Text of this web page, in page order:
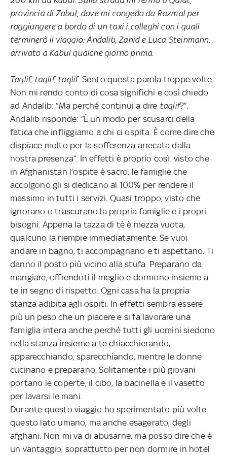
provincia di Zabul, dove mi congedo da Razmal per
raggiungere a bordo di un taxi i colleghi con i quali
terminerò il viaggio: Andalib, Zahid e Luca Steinmann,
arrivato a Kabul qualche giorno prima.
Taqlif, taqlif, taqlif. Sento questa parola troppe volte.
Non mi rendo conto di cosa significhi e così chiedo
ad Andalib: “Ma perché continui a dire taqlif?”.
Andalib risponde: “È un modo per scusarci della
fatica che infliggiamo a chi ci ospita. È come dire che
dispiace molto per la sofferenza arrecata dalla
nostra presenza”. In effetti è proprio così: visto che
in Afghanistan l’ospite è sacro, le famiglie che
accolgono gli si dedicano al 100% per rendere il
massimo in tutti i servizi. Quasi troppo, visto che
ignorano o trascurano la propria famiglie e i propri
bisogni. Appena la tazza di tè è mezza vuota,
qualcuno la riempie immediatamente. Se vuoi
andare in bagno, ti accompagnano e ti aspettano. Ti
danno il posto più vicino alla stufa. Preparano da
mangiare, offrendoti il meglio e dormono insieme a
te in segno di rispetto. Ogni casa ha la propria
stanza adibita agli ospiti. In effetti sembra essere
più un peso che un piacere e si fa lavorare una
famiglia intera anche perché tutti gli uomini siedono
nella stanza insieme a te chiacchierando,
apparecchiando, sparecchiando, mentre le donne
cucinano e preparano. Solitamente i più giovani
portano le coperte, il cibo, la bacinella e il vasetto
per lavarsi le mani.
Durante questo viaggio ho sperimentato più volte
questo lato umano, ma anche esagerato, degli
afghani. Non mi va di abusarne, ma posso dire che è
un vantaggio, soprattutto per non dormire in hotel